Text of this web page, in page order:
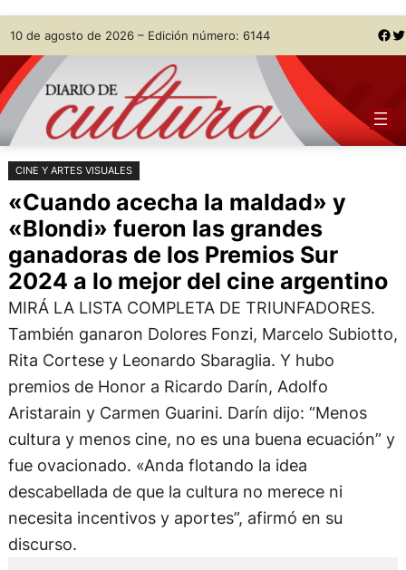
Saltar
al
contenido
Skip
to
content
10 de agosto de 2026 – Edición número: 6144 Facebook Twitter
CINE Y ARTES VISUALES
«Cuando acecha la maldad» y
«Blondi» fueron las grandes
ganadoras de los Premios Sur
2024 a lo mejor del cine argentino
MIRÁ LA LISTA COMPLETA DE TRIUNFADORES.
También ganaron Dolores Fonzi, Marcelo Subiotto,
Rita Cortese y Leonardo Sbaraglia. Y hubo
premios de Honor a Ricardo Darín, Adolfo
Aristarain y Carmen Guarini. Darín dijo: “Menos
cultura y menos cine, no es una buena ecuación” y
fue ovacionado. «Anda flotando la idea
descabellada de que la cultura no merece ni
necesita incentivos y aportes”, afirmó en su
discurso.